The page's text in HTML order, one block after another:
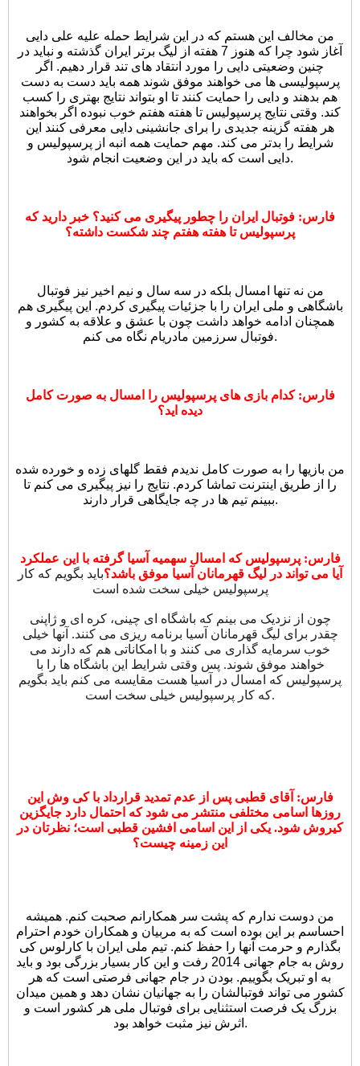
من مخالف این هستم که در این شرایط حمله علیه علی دایی
آغاز شود چرا که هنوز 7 هفته از لیگ برتر ایران گذشته و نباید در
چنین وضعیتی دایی را مورد انتقاد های تند قرار دهیم. اگر
پرسپولیسی ها می خواهند موفق شوند همه باید دست به دست
هم بدهند و دایی را حمایت کنند تا او بتواند نتایج بهتری را کسب
کند. وقتی نتایج پرسپولیس تا هفته هفتم خوب نبوده اگر بخواهند
هر هفته گزینه جدیدی را برای جانشینی دایی معرفی کنند این
شرایط را بدتر می کند. مهم حمایت همه انبه از پرسپولیس و
دایی است که باید در این وضعیت انجام شود.
فارس: فوتبال ایران را چطور پیگیری می کنید؟ خبر دارید که
پرسپولیس تا هفته هفتم چند شکست داشته؟
من نه تنها امسال بلکه در سه سال و نیم اخیر نیز فوتبال
باشگاهی و ملی ایران را با جزئیات پیگیری کردم. این پیگیری هم
همچنان ادامه خواهد داشت چون با عشق و علاقه به کشور و
فوتبال سرزمین مادریام نگاه می کنم.
فارس: کدام بازی های پرسپولیس را امسال به صورت کامل
دیده اید؟
من بازیها را به صورت کامل ندیدم فقط گلهای زده و خورده شده
را از طریق اینترنت تماشا کردم. نتایج را نیز پیگیری می کنم تا
ببینم تیم ها در چه جایگاهی قرار دارند.
فارس: پرسپولیس که امسال سهمیه آسیا گرفته با این عملکرد
آیا می تواند در لیگ قهرمانان آسیا موفق باشد؟باید بگویم که کار
پرسپولیس خیلی سخت شده است
چون از نزدیک می بینم که باشگاه ای چینی، کره ای و ژاپنی
چقدر برای لیگ قهرمانان آسیا برنامه ریزی می کنند. آنها خیلی
خوب سرمایه گذاری می کنند و با امکاناتی هم که دارند می
خواهند موفق شوند. پس وقتی شرایط این باشگاه ها را با
پرسپولیس که امسال در آسیا هست مقایسه می کنم باید بگویم
که کار پرسپولیس خیلی سخت است.
فارس: آقای قطبی پس از عدم تمدید قرارداد با کی وش این
روزها اسامی مختلفی منتشر می شود که احتمال دارد جایگزین
کیروش شود. یکی از این اسامی افشین قطبی است؛ نظرتان در
این زمینه چیست؟
من دوست ندارم که پشت سر همکارانم صحبت کنم. همیشه
احساسم بر این بوده است که به مربیان و همکاران خودم احترام
بگذارم و حرمت آنها را حفظ کنم. تیم ملی ایران با کارلوس کی
روش به جام جهانی 2014 رفت و این کار بسیار بزرگی بود و باید
به او تبریک بگوییم. بودن در جام جهانی فرصتی است که هر
کشور می تواند فوتبالشان را به جهانیان نشان دهد و همین میدان
بزرگ یک فرصت استثنایی برای فوتبال ملی هر کشور است و
اثرش نیز مثبت خواهد بود.